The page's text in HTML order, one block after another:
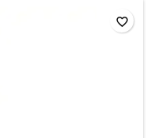
favorite_border